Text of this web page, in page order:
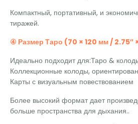
Компактный, портативный, и
тиражей.
④ Размер Таро (70 × 120 мм / 2.75″
Идеально подходит для:Таро & колоды
Коллекционные колоды,
Карты с визуальным повествованием
Более высокий формат дает
больше пространства для дыхания..